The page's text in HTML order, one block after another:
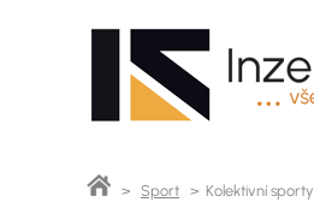
> Sport > Kolektivní sporty